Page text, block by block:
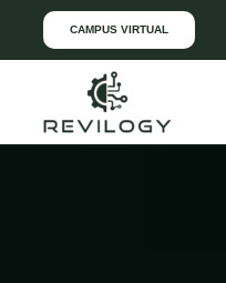
CAMPUS VIRTUAL